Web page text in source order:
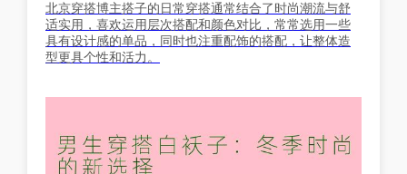
北京穿搭博主搭子的日常穿搭通常结合了时尚潮流与舒
适实用，喜欢运用层次搭配和颜色对比，常常选用一些
具有设计感的单品，同时也注重配饰的搭配，让整体造
型更具个性和活力。